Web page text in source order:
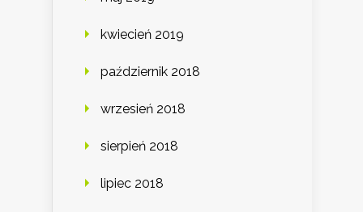
kwiecień 2019
październik 2018
wrzesień 2018
sierpień 2018
lipiec 2018